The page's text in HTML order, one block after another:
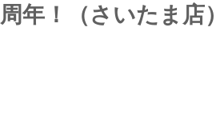
年！（さいたま店）